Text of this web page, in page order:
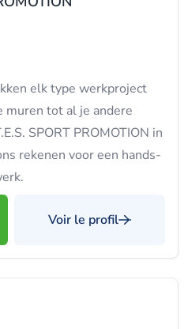
elk type werkproject
muren tot al je andere
SPORT PROMOTION in
rekenen voor een hands-
Voir le profil